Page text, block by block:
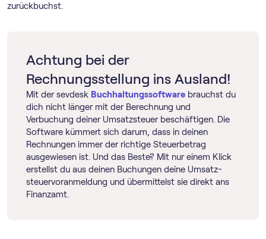
zurückbuchst.
Achtung bei der
Rechnungsstellung ins Ausland!
Mit der sevdesk Buch­haltungs­software brauchst du
dich nicht länger mit der Berechnung und
Verbuchung deiner Umsatzsteuer beschäftigen. Die
Software kümmert sich darum, dass in deinen
Rechnungen immer der richtige Steuerbetrag
ausgewiesen ist. Und das Beste? Mit nur einem Klick
erstellst du aus deinen Buchungen deine Umsatz­
steuer­voranmeldung und übermittelst sie direkt ans
Finanzamt.